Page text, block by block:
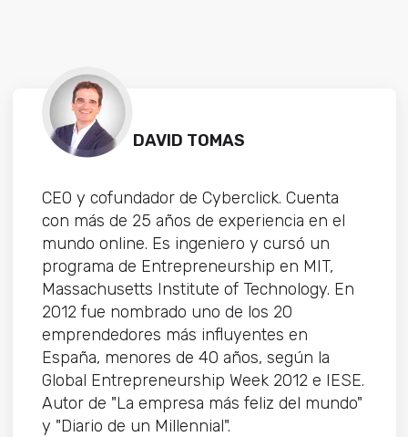
DAVID TOMAS
CEO y cofundador de Cyberclick. Cuenta
con más de 25 años de experiencia en el
mundo online. Es ingeniero y cursó un
programa de Entrepreneurship en MIT,
Massachusetts Institute of Technology. En
2012 fue nombrado uno de los 20
emprendedores más influyentes en
España, menores de 40 años, según la
Global Entrepreneurship Week 2012 e IESE.
Autor de "La empresa más feliz del mundo"
y "Diario de un Millennial".